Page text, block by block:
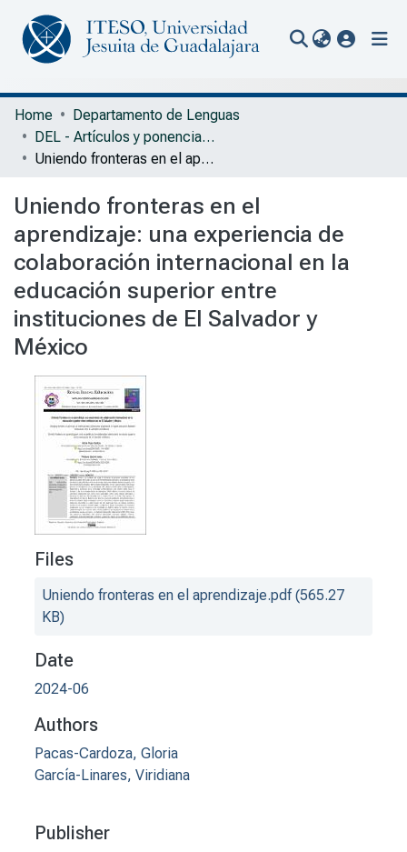
Communities & Collections
All of Repository
Portal Biblioteca
Home
Departamento de Lenguas
DEL - Artículos y ponencias con arbitraje
Uniendo fronteras en el aprendizaje: una experiencia de colaboración internacional en la educación superior entre instituciones de El Salvador y México
Uniendo fronteras en el
aprendizaje: una experiencia de
colaboración internacional en la
educación superior entre
instituciones de El Salvador y
México
Files
Uniendo fronteras en el aprendizaje.pdf(565.27
KB)
Date
2024-06
Authors
Pacas-Cardoza, Gloria
García-Linares, Viridiana
Publisher